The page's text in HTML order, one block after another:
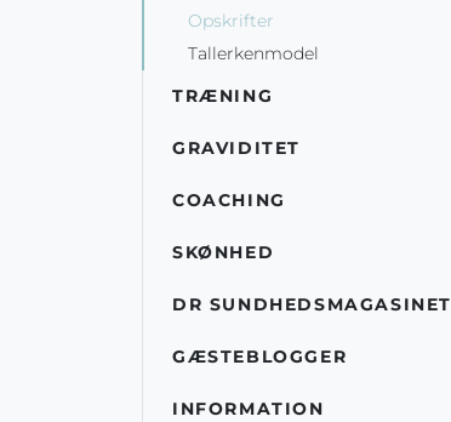
Opskrifter
Tallerkenmodel
TRÆNING
GRAVIDITET
COACHING
SKØNHED
DR SUNDHEDSMAGASINET
GÆSTEBLOGGER
INFORMATION